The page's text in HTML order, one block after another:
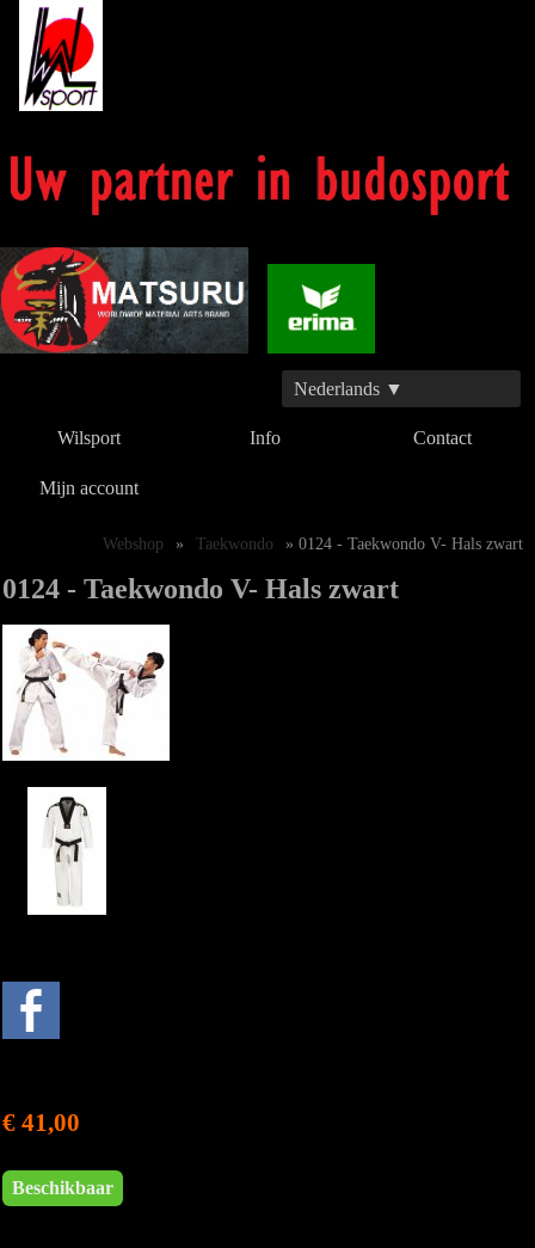
Nederlands ▼
Wilsport Info Contact
Mijn account
Webshop » Taekwondo » 0124 - Taekwondo V- Hals zwart
0124 - Taekwondo V- Hals zwart
€ 41,00
Beschikbaar